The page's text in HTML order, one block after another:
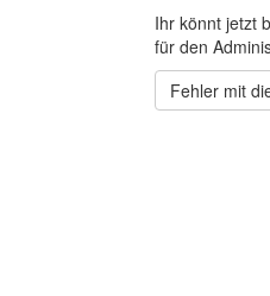
Ihr könnt jetzt
für den
Fehler mit